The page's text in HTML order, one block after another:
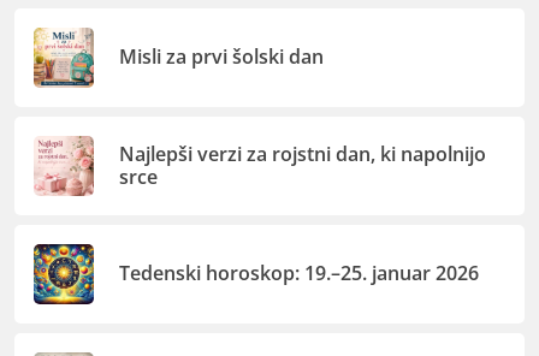
Misli za prvi šolski dan
Najlepši verzi za rojstni dan, ki napolnijo
srce
Tedenski horoskop: 19.–25. januar 2026